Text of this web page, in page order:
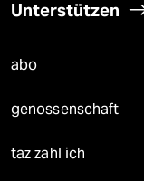
Unterstützen
abo
genossenschaft
taz zahl ich